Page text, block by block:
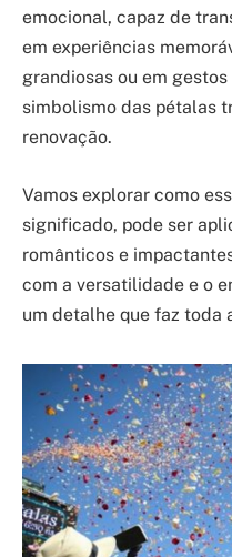
emocional, capaz de
em experiências
grandiosas ou em
simbolismo das pétalas
renovação.
Vamos explorar como
significado, pode ser
românticos e
com a versatilidade e o
um detalhe que faz toda